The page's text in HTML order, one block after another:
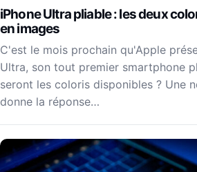
iPhone Ultra pliable : les deux
en images
C'est le mois prochain qu'Apple
Ultra, son tout premier smartphone
seront les coloris disponibles ? Une
donne la réponse…